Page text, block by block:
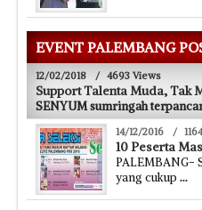
EVENT PALEMBANG
12/02/2018 / 4693 Views
Support Talenta Muda, Tak
SENYUM sumringah
14/12/2016 /
10 Peserta
PALEMBANG-
yang cukup ...